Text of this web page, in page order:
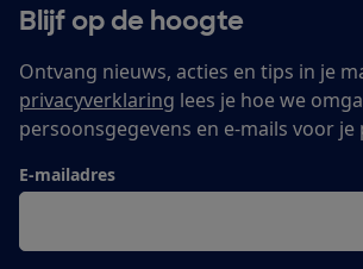
Blijf op de hoogte
Ontvang nieuws, acties en tips in je
privacyverklaring lees je hoe we
persoonsgegevens en e-mails voor je
E-mailadres